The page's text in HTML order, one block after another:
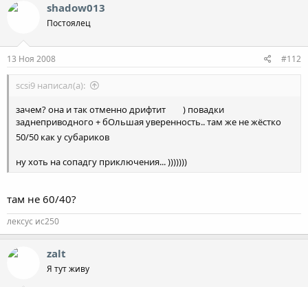
shadow013
Постоялец
13 Ноя 2008 #112
scsi9 написал(а):
зачем? она и так отменно дрифтит
) повадки
заднеприводного + бОльшая уверенность.. там же не жёстко
50/50 как у субариков
ну хоть на сопадгу приключения... )))))))
там не 60/40?
лексус ис250
zalt
Я тут живу